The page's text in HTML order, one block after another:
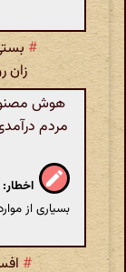
#
زان
هوش
مردم
اخطار:
بسیاری از
#